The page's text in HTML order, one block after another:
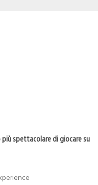
spettacolare di giocare su